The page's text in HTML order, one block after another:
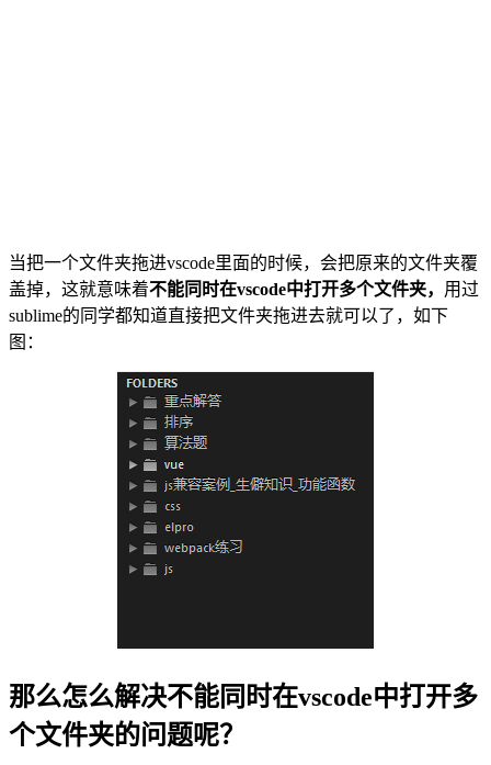
当把一个文件夹拖进vscode里面的时候，会把原来的文件夹覆
盖掉，这就意味着不能同时在vscode中打开多个文件夹， 用过
sublime的同学都知道直接把文件夹拖进去就可以了，如下
图：
那么怎么解决不能同时在vscode中打开多
个文件夹的问题呢？